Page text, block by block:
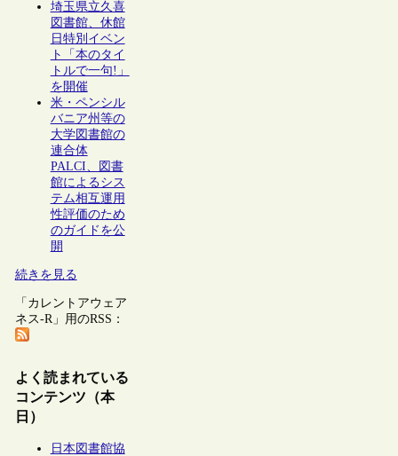
埼玉県立久喜
図書館、休館
日特別イベン
ト「本のタイ
トルで一句!」
を開催
米・ペンシル
バニア州等の
大学図書館の
連合体
PALCI、図書
館によるシス
テム相互運用
性評価のため
のガイドを公
開
続きを見る
「カレントアウェア
ネス-R」用のRSS：
よく読まれている
コンテンツ（本
日）
日本図書館協